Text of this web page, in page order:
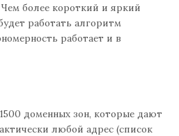
более короткий и яркий
работать алгоритм
работает и в
доменных зон, которые дают
любой адрес (список